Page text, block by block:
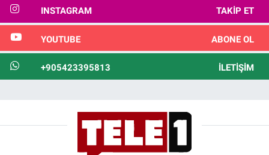
INSTAGRAM TAKIP ET
YOUTUBE ABONE OL
+905423395813 İLETIŞIM